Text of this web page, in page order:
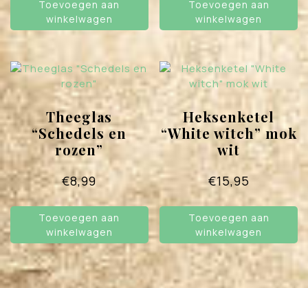
Toevoegen aan
winkelwagen
Toevoegen aan
winkelwagen
Theeglas
“Schedels en
rozen”
€8,99
Toevoegen aan
winkelwagen
Heksenketel
“White witch” mok
wit
€15,95
Toevoegen aan
winkelwagen